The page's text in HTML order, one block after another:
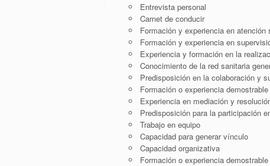
Entrevista personal
Carnet de conducir
Formación y experiencia en
Formación y experiencia en
Experiencia y formación en la
Conocimiento de la red sanitaria
Predisposición en la colaboración y
Formación o experiencia
Experiencia en mediación y
Predisposición para la participación
Trabajo en equipo
Capacidad para generar vínculo
Capacidad organizativa
Formación o experiencia